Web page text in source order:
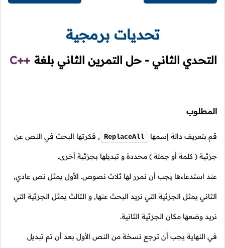
تحديات برمجية
التحدي الثاني - حل التمرين الثاني بلغة C++
المطلوب
قم بتعريف دالة إسمها ReplaceAll
, فكرتها البحث في النص عن
جزئية ( كلمة أو جملة ) محددة و تبديلها بجزئية أخرى.
عند استدعاءها يجب أن نمرر لها ثلاث نصوص. الأول يمثل نص عادي,
الثاني يمثل الجزئية التي نريد البحث عنها, و الثالث يمثل الجزئية التي
نريد وضعها مكان الجزئية الثانية.
في النهاية يجب أن ترجع نسخة من النص الأول بعد أن تم تبديل